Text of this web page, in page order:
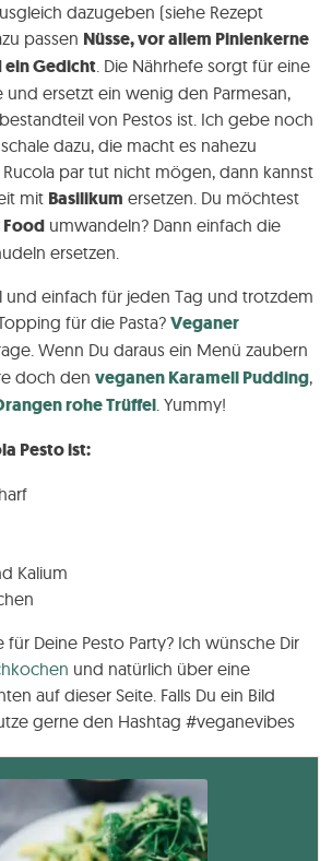
dazugeben (siehe Rezept
passen Nüsse, vor allem Pinienkerne
ein Gedicht . Die Nährhefe sorgt für eine
und ersetzt ein wenig den Parmesan,
von Pestos ist. Ich gebe noch
dazu, die macht es nahezu
par tut nicht mögen, dann kannst
mit Basilikum ersetzen. Du möchtest
Food umwandeln? Dann einfach die
ersetzen.
und einfach für jeden Tag und trotzdem
für die Pasta? Veganer
Wenn Du daraus ein Menü zaubern
doch den veganen Karamell Pudding,
rohe Trüffel . Yummy!
Pesto ist:
Kalium
für Deine Pesto Party? Ich wünsche Dir
und natürlich über eine
auf dieser Seite. Falls Du ein Bild
gerne den Hashtag #veganevibes